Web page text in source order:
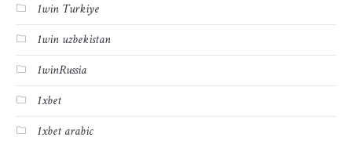
1win Turkiye
1win uzbekistan
1winRussia
1xbet
1xbet arabic